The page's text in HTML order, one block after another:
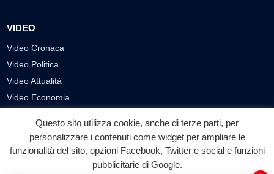
VIDEO
Video Cronaca
Video Politica
Video Attualità
Video Economia
Video Sport
Video Tecnologie
Questo sito utilizza cookie, anche di terze parti, per
personalizzare i contenuti come widget per ampliare le
funzionalità del sito, opzioni Facebook, Twitter e social e funzioni
pubblicitarie di Google.